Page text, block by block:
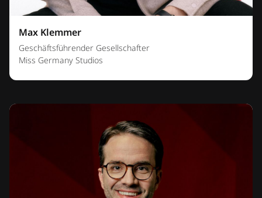
Max Klemmer
Geschäftsführender Gesellschafter
Miss Germany Studios